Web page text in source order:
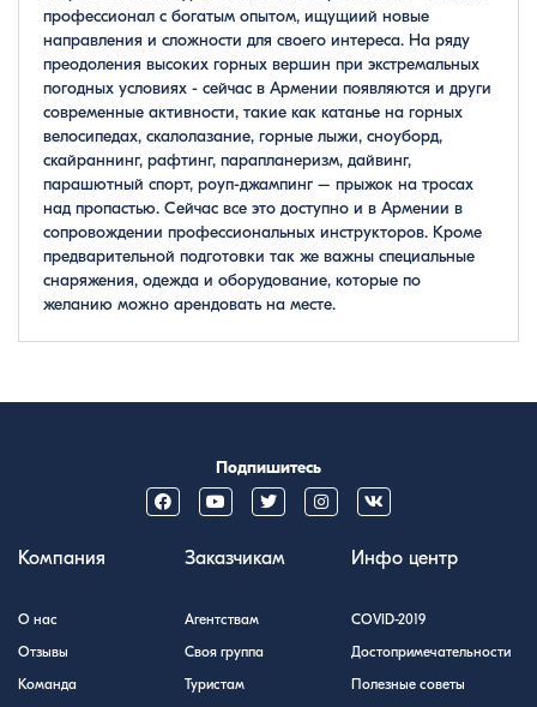
профессионал с богатым опытом, ищущиий новые
направления и сложности для своего интереса. На ряду
преодоления высоких горных вершин при экстремальных
погодных условиях - сейчас в Армении появляются и други
современные активности, такие как катанье на горных
велосипедах, скалолазание, горные лыжи, сноуборд,
скайраннинг, рафтинг, парапланеризм, дайвинг,
парашютный спорт, роуп-джампинг – прыжок на тросах
над пропастью. Сейчас все это доступно и в Армении в
сопровождении профессиональных инструкторов. Кроме
предварительной подготовки так же важны специальные
снаряжения, одежда и оборудование, которые по
желанию можно арендовать на месте.
Подпишитесь
Компания
О нас
Отзывы
Команда
Заказчикам
Агентствам
Своя группа
Туристам
Инфо центр
COVID-2019
Достопримечательности
Полезные советы